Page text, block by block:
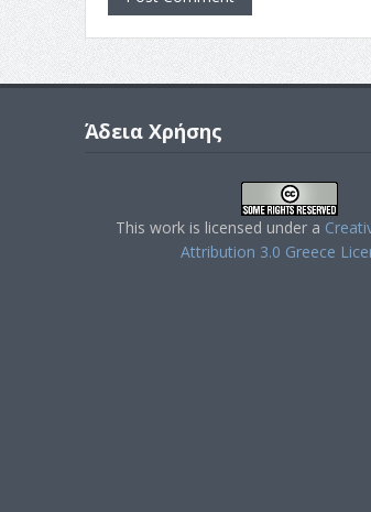
Άδεια Χρήσης
This work is licensed under a
Attribution 3.0 Greece